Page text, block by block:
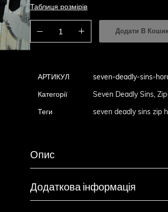
Таблиця розмірів
Додати В Кошик
АРТИКУЛ seven-deadly-sins-
Категорії Seven Deadly Sins,
Теги seven deadly sins zip
Опис
Додаткова інформація